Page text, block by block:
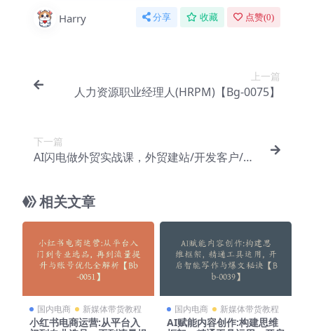
Harry 分享 收藏 点赞(0)
上一篇
人力资源职业经理人(HRPM)【Bg-0075】
下一篇
AI闪电做外贸实战课，外贸建站/开发客户/内
相关文章
国内电商 新媒体带货教程
小红书电商运营:从平台入
国内电商 新媒体带货教程
AI赋能内容创作:构建思维